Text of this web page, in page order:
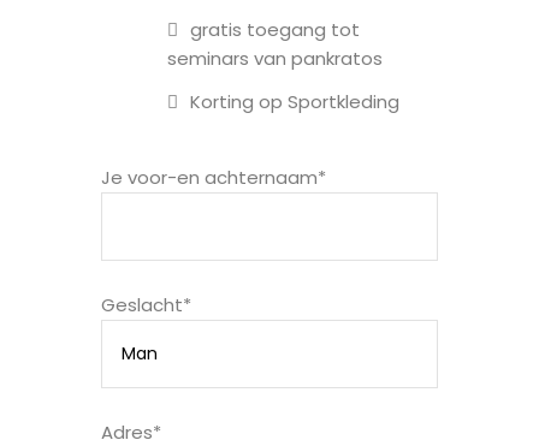
gratis toegang tot
seminars van pankratos
Korting op Sportkleding
Je voor-en achternaam*
Geslacht*
Adres*